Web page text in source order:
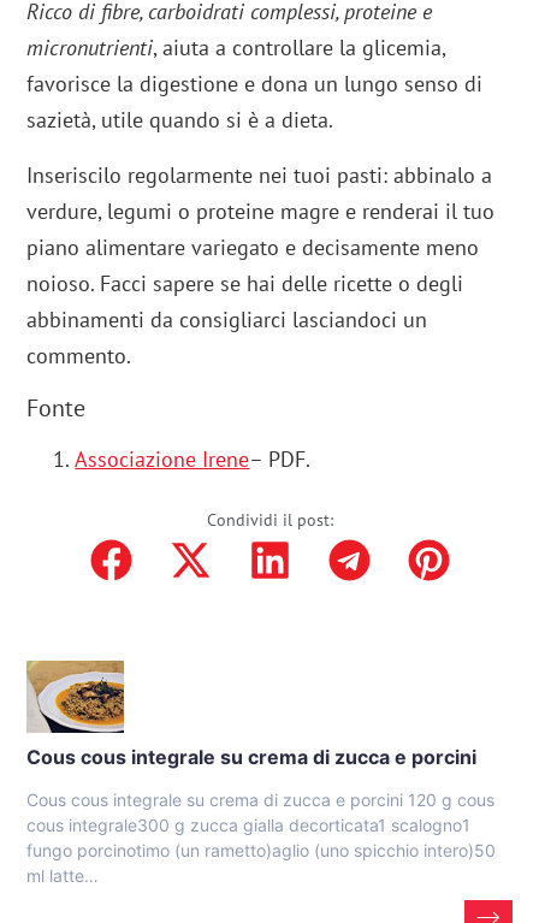
Ricco di fibre, carboidrati complessi, proteine e
micronutrienti, aiuta a controllare la glicemia,
favorisce la digestione e dona un lungo senso di
sazietà, utile quando si è a dieta.
Inseriscilo regolarmente nei tuoi pasti: abbinalo a
verdure, legumi o proteine magre e renderai il tuo
piano alimentare variegato e decisamente meno
noioso. Facci sapere se hai delle ricette o degli
abbinamenti da consigliarci lasciandoci un
commento.
Fonte
Associazione Irene– PDF.
Condividi il post:
Cous cous integrale su crema di zucca e porcini
Cous cous integrale su crema di zucca e porcini 120 g cous
cous integrale300 g zucca gialla decorticata1 scalogno1
fungo porcinotimo (un rametto)aglio (uno spicchio intero)50
ml latte…